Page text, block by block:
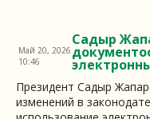
Садыр
Май 20, 2026
10:46
Президент Садыр
изменений в